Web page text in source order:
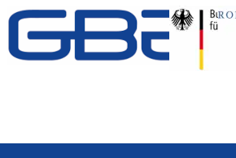
Zum Inhalt